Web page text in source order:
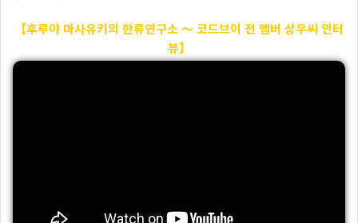
【후루야 마사유키의 한류연구소 〜 코드브이 전 멤버 상우씨 인터
뷰】